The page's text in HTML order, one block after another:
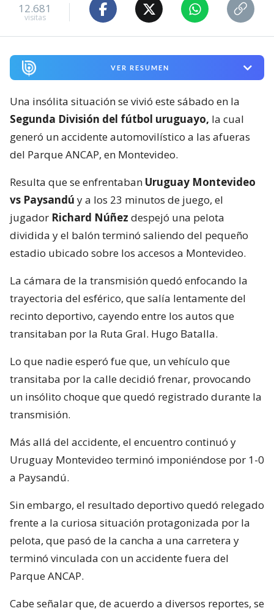
12.681
visitas
VER RESUMEN
Una insólita situación se vivió este sábado en la
Segunda División del fútbol uruguayo, la cual
generó un accidente automovilístico a las afueras
del Parque ANCAP, en Montevideo.
Resulta que se enfrentaban Uruguay Montevideo
vs Paysandú y a los 23 minutos de juego, el
jugador Richard Núñez despejó una pelota
dividida y el balón terminó saliendo del pequeño
estadio ubicado sobre los accesos a Montevideo.
La cámara de la transmisión quedó enfocando la
trayectoria del esférico, que salía lentamente del
recinto deportivo, cayendo entre los autos que
transitaban por la Ruta Gral. Hugo Batalla.
Lo que nadie esperó fue que, un vehículo que
transitaba por la calle decidió frenar, provocando
un insólito choque que quedó registrado durante la
transmisión.
Más allá del accidente, el encuentro continuó y
Uruguay Montevideo terminó imponiéndose por 1-0
a Paysandú.
Sin embargo, el resultado deportivo quedó relegado
frente a la curiosa situación protagonizada por la
pelota, que pasó de la cancha a una carretera y
terminó vinculada con un accidente fuera del
Parque ANCAP.
Cabe señalar que, de acuerdo a diversos reportes, se